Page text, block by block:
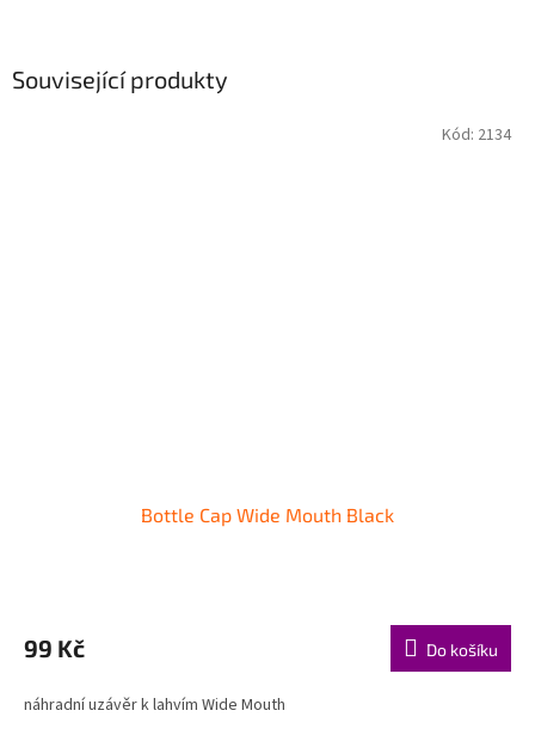
Související produkty
Bottle Cap Wide Mouth Black
99 Kč Do košíku
náhradní uzávěr k lahvím Wide Mouth
Kód: 2134